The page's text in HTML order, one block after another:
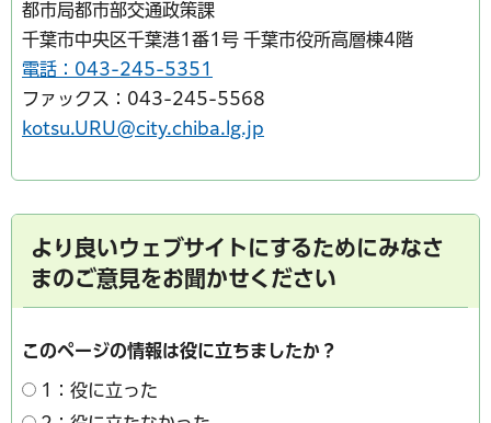
都市局都市部交通政策課
千葉市中央区千葉港1番1号 千葉市役所高層棟4階
電話：043-245-5351
ファックス：043-245-5568
kotsu.URU@city.chiba.lg.jp
より良いウェブサイトにするためにみなさ
まのご意見をお聞かせください
このページの情報は役に立ちましたか？
1：役に立った